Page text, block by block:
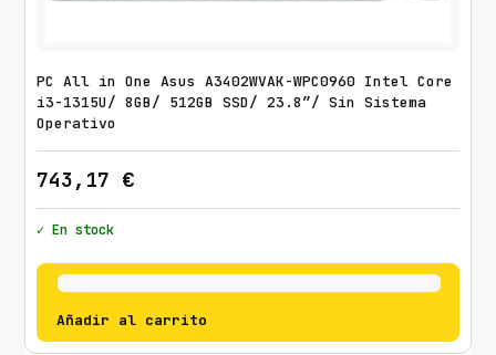
PC All in One Asus A3402WVAK-WPC0960 Intel Core
i3-1315U/ 8GB/ 512GB SSD/ 23.8″/ Sin Sistema
Operativo
743,17 €
✓ En stock
Añadir al carrito